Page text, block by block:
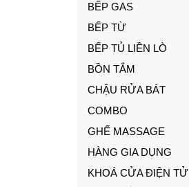
BẾP GAS
BẾP TỪ
BẾP TỦ LIỀN LÒ
BỒN TẮM
CHẬU RỬA BÁT
COMBO
GHẾ MASSAGE
HÀNG GIA DỤNG
KHOÁ CỬA ĐIỆN TỬ